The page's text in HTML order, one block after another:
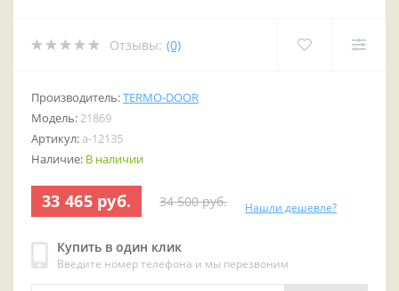
Отзывы: (0)
Производитель:TERMO-DOOR
Модель:21869
Артикул: a-12135
Наличие: В наличии
33 465 руб. 34 500 руб. Нашли дешевле?
Купить в один клик
Введите номер телефона и мы перезвоним